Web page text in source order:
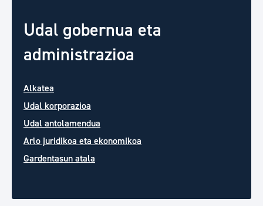
Udal gobernua eta
administrazioa
Alkatea
Udal korporazioa
Udal antolamendua
Arlo juridikoa eta ekonomikoa
Gardentasun atala